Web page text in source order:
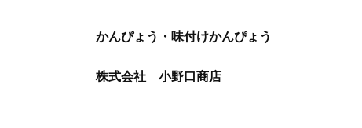
かんぴょう・味付けかんぴょう
株式会社 小野口商店